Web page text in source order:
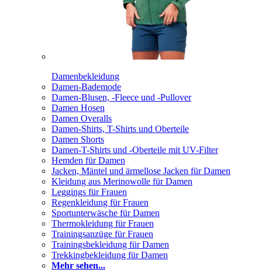
Damenbekleidung
Damen-Bademode
Damen-Blusen, -Fleece und -Pullover
Damen Hosen
Damen Overalls
Damen-Shirts, T-Shirts und Oberteile
Damen Shorts
Damen-T-Shirts und -Oberteile mit UV-Filter
Hemden für Damen
Jacken, Mäntel und ärmellose Jacken für Damen
Kleidung aus Merinowolle für Damen
Leggings für Frauen
Regenkleidung für Frauen
Sportunterwäsche für Damen
Thermokleidung für Frauen
Trainingsanzüge für Frauen
Trainingsbekleidung für Damen
Trekkingbekleidung für Damen
Mehr sehen...